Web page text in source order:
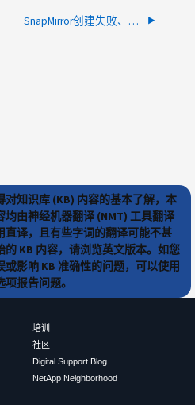
SnapMirror创建失败、并显示错误"跨集群访问受限"
对知识库 (KB) 内容的基本了解，本
均由神经机器翻译 (NMT) 工具翻译
直译，且有些字词的翻译可能不甚
的 KB 内容，请浏览英文版本。如您
或影响 KB 准确性的问题，可以使用
报告问题。
培训
社区
Digital Support Blog
NetApp Neighborhood